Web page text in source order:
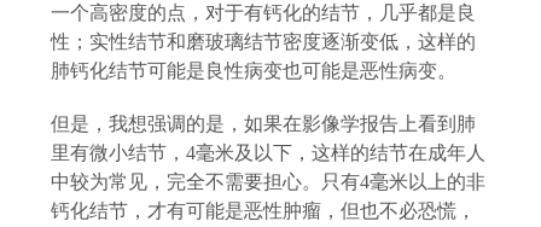
一个高密度的点，对于有钙化的结节，几乎都是良
性；实性结节和磨玻璃结节密度逐渐变低，这样的
肺钙化结节可能是良性病变也可能是恶性病变。
但是，我想强调的是，如果在影像学报告上看到肺
里有微小结节，4毫米及以下，这样的结节在成年人
中较为常见，完全不需要担心。只有4毫米以上的非
钙化结节，才有可能是恶性肿瘤，但也不必恐慌，